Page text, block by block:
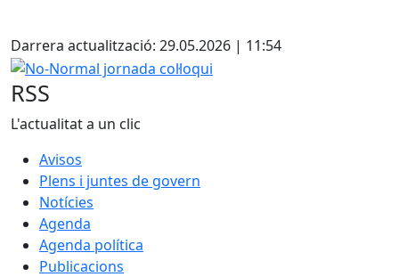
Darrera actualització: 29.05.2026 | 11:54
No-Normal jornada col·loqui
RSS
L'actualitat a un clic
Avisos
Plens i juntes de govern
Notícies
Agenda
Agenda política
Publicacions